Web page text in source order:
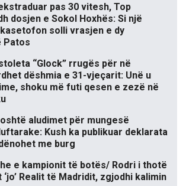
pas 30 vitesh, Top
dosjen e Sokol Hoxhës: Si një
solli vrasjen e dy
Patos
“Glock” rrugës për në
dëshmia e 31-vjeçarit: Unë u
shoku më futi qesen e zezë në
aludimet për mungesë
Kush ka publikuar deklarata
me burg
e kampionit të botës/ Rodri i thotë
Realit të Madridit, zgjodhi kalimin